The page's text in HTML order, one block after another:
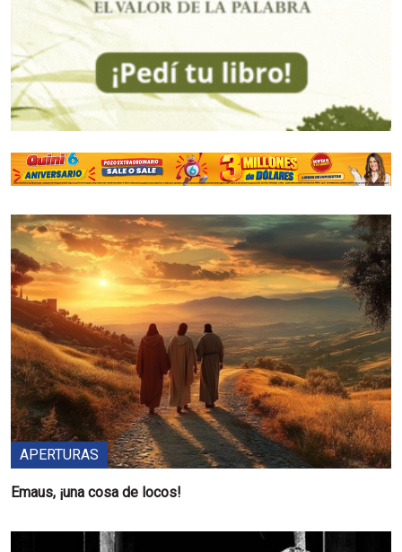
APERTURAS
Emaus, ¡una cosa de locos!